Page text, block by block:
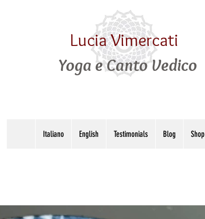
Lucia Vimercati
Yoga e Canto Vedico
Italiano English Testimonials Blog Shop